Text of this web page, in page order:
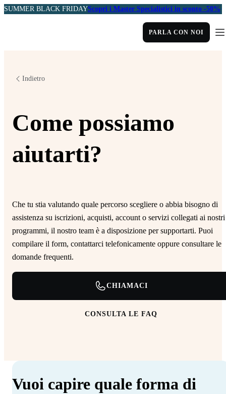
SUMMER BLACK FRIDAYScopri i Master Specialistici in sconto -50%
PARLA CON NOI
Indietro
Come possiamo
aiutarti?
Che tu stia valutando quale percorso scegliere o abbia bisogno di
assistenza su iscrizioni, acquisti, account o servizi collegati ai nostri
programmi, il nostro team è a disposizione per supportarti. Puoi
compilare il form, contattarci telefonicamente oppure consultare le
domande frequenti.
CHIAMACI
CONSULTA LE FAQ
Vuoi capire quale forma di